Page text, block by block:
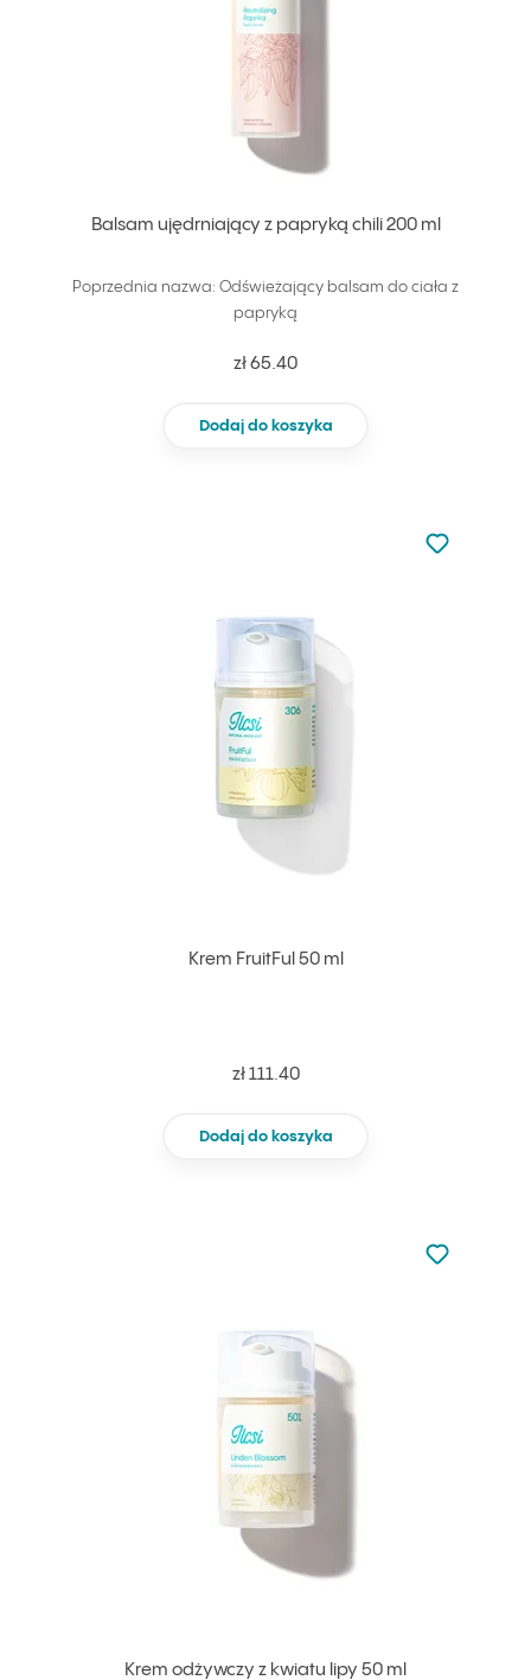
Balsam ujędrniający z papryką chili 200 ml
Poprzednia nazwa: Odświeżający balsam do ciała z
papryką
zł 65.40
Dodaj do koszyka
Krem FruitFul 50 ml
zł 111.40
Dodaj do koszyka
Nie dodano
Dodaj do
Krem odżywczy z kwiatu lipy 50 ml
Nie dodano
Dodaj do